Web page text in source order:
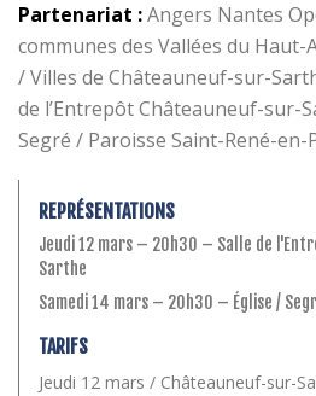
Partenariat :Angers Nantes
communes des Vallées du Haut-
/ Villes de Châteauneuf-sur-
de l’Entrepôt Châteauneuf-sur-
Segré / Paroisse Saint-René-en-
REPRÉSENTATIONS
Jeudi 12 mars – 20h30 – Salle de
Sarthe
Samedi 14 mars – 20h30 – Église /
TARIFS
Jeudi 12 mars / Châteauneuf-sur-